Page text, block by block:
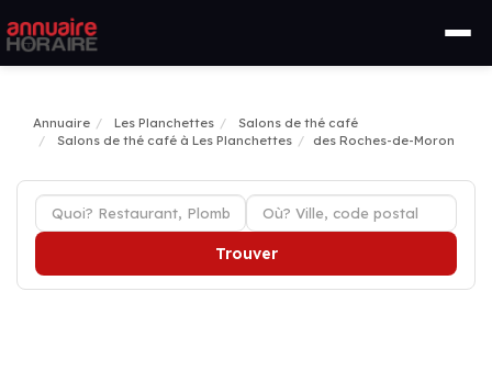
Annuaire Les Planchettes
Salons de thé café
Salons de thé café à Les Planchettes
des Roches-de-Moron
Trouver